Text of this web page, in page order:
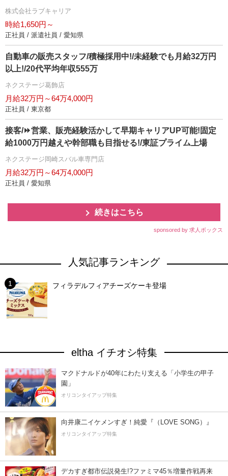
株式会社ラブキャリア
時給1,650円～
正社員 / 派遣社員 / 愛知県
自動車の販売スタッフ/積極採用中!/未経験でも月給32万円
以上!/20代平均年収555万
ネクステージ葛飾店
月給32万円～64万4,000円
正社員 / 東京都
接客/⏩️営業、販売経験活かして早期キャリアUP可能!固定
給1000万円越えや幹部職も目指せる!/東証プライム上場
ネクステージ岡崎スバル車専門店
月給32万円～64万4,000円
正社員 / 愛知県
続きはこちら
sponsored by 求人ボックス
人気記事ランキング
フィラデルフィアチーズケーキ登場
eltha イチオシ特集
マクドナルドが40年にわたり支える「小学生の甲子
園」
オリコンタイアップ特集
向井康二イケメンすぎ！純愛『（LOVE SONG）』
オリコンタイアップ特集
デカすぎ都市伝説発生!?ファミマ45％増量作戦再来